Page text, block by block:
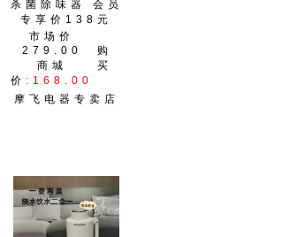
杀菌除味器 会员
专享价138元
市场价
279.00
购
买
商城
价 :168.00
摩飞电器专卖店